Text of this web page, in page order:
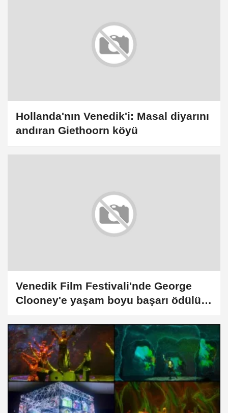
Hollanda'nın Venedik'i: Masal diyarını
andıran Giethoorn köyü
Venedik Film Festivali'nde George
Clooney'e yaşam boyu başarı ödülü
verilecek